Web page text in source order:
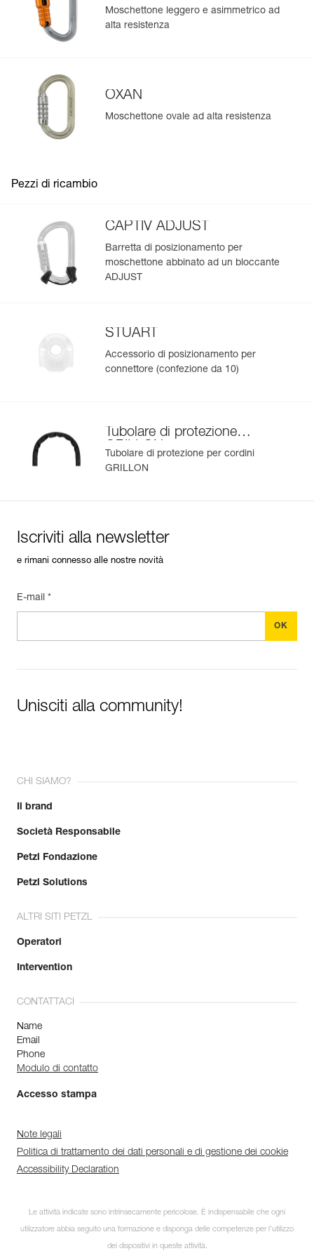
Per saperne di più
Moschettone leggero e asimmetrico ad
alta resistenza
OXAN
Moschettone ovale ad alta resistenza
Pezzi di ricambio
CAPTIV ADJUST
Barretta di posizionamento per
moschettone abbinato ad un bloccante
ADJUST
STUART
Accessorio di posizionamento per
connettore (confezione da 10)
Tubolare di protezione
GRILLON
Tubolare di protezione per cordini
GRILLON
Iscriviti alla newsletter
e rimani connesso alle nostre novità
E-mail *
Unisciti alla community!
CHI SIAMO?
Il brand
Società Responsabile
Petzl Fondazione
Petzl Solutions
ALTRI SITI PETZL
Operatori
Intervention
CONTATTACI
Name
Email
Phone
Modulo di contatto
Accesso stampa
Note legali
Politica di trattamento dei dati personali e di gestione dei cookie
Accessibility Declaration
Le attività indicate sono intrinsecamente pericolose. È indispensabile che ogni
utilizzatore abbia seguito una formazione e disponga delle competenze per l’utilizzo
dei dispositivi in queste attività.